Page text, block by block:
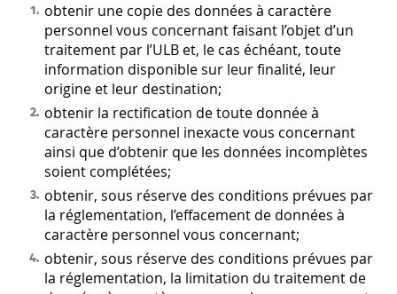
obtenir une copie des données à caractère
personnel vous concernant faisant l’objet d’un
traitement par l’ULB et, le cas échéant, toute
information disponible sur leur finalité, leur
origine et leur destination;
obtenir la rectification de toute donnée à
caractère personnel inexacte vous concernant
ainsi que d’obtenir que les données incomplètes
soient complétées;
obtenir, sous réserve des conditions prévues par
la réglementation, l’effacement de données à
caractère personnel vous concernant;
obtenir, sous réserve des conditions prévues par
la réglementation, la limitation du traitement de